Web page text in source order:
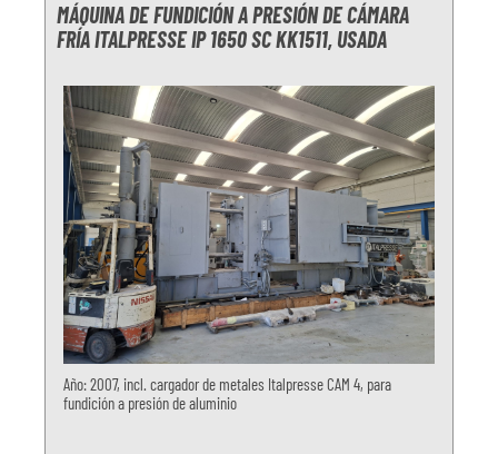
MÁQUINA DE FUNDICIÓN A PRESIÓN DE CÁMARA
FRÍA ITALPRESSE IP 1650 SC KK1511, USADA
Año: 2007, incl. cargador de metales Italpresse CAM 4, para
fundición a presión de aluminio